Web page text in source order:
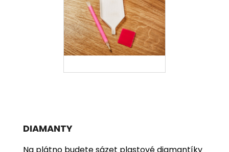
DIAMANTY
Na plátno budete sázet plastové diamantíky